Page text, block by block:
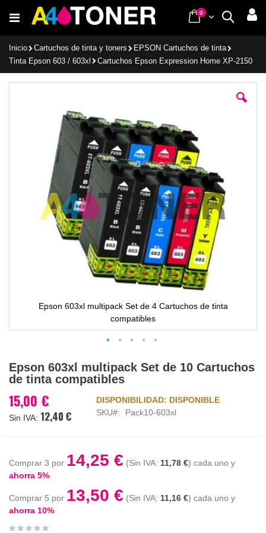
al
Buscar
Cart
0items
Inicio Cartuchos de tinta y toners
EPSON Cartuchos de tinta
Tinta Epson 603 / 603xl
Cartuchos Epson Expression Home XP-2150
Epson 603xl multipack Set de 4 Cartuchos de tinta
compatibles
al
comienzo
la
galería
Epson 603xl multipack Set de 10 Cartuchos
de tinta compatibles
15,00 €
12,40 €
DISPONIBILIDAD: DISPONIBLE
SKU
Pack10-603xl
Comprar 3 por 14,25 € 11,78 € cada uno y
ahorra 5%
Comprar 5 por 13,50 € 11,16 € cada uno y
ahorra 10%